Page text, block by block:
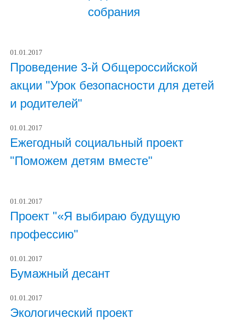
собрания
01.01.2017
Проведение 3-й Общероссийской
акции "Урок безопасности для детей
и родителей"
01.01.2017
Ежегодный социальный проект
"Поможем детям вместе"
01.01.2017
Проект "«Я выбираю будущую
профессию"
01.01.2017
Бумажный десант
01.01.2017
Экологический проект